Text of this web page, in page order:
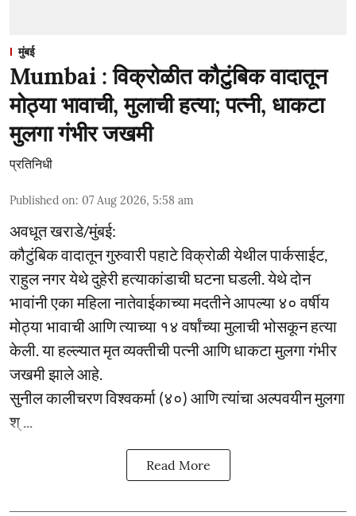
मुंबई
Mumbai : विक्रोळीत कौटुंबिक वादातून
मोठ्या भावाची, मुलाची हत्या; पत्नी, धाकटा
मुलगा गंभीर जखमी
प्रतिनिधी
Published on: 07 Aug 2026, 5:58 am
अवधूत खराडे/मुंबई:
कौटुंबिक वादातून गुरुवारी पहाटे विक्रोळी येथील पार्कसाईट,
राहुल नगर येथे दुहेरी हत्याकांडाची घटना घडली. येथे दोन
भावांनी एका महिला नातेवाईकाच्या मदतीने आपल्या ४० वर्षीय
मोठ्या भावाची आणि त्याच्या १४ वर्षांच्या मुलाची भोसकून हत्या
केली. या हल्ल्यात मृत व्यक्तीची पत्नी आणि धाकटा मुलगा गंभीर
जखमी झाले आहे.
सुनील कालीचरण विश्वकर्मा (४०) आणि त्यांचा अल्पवयीन मुलगा
श् ...
Read More